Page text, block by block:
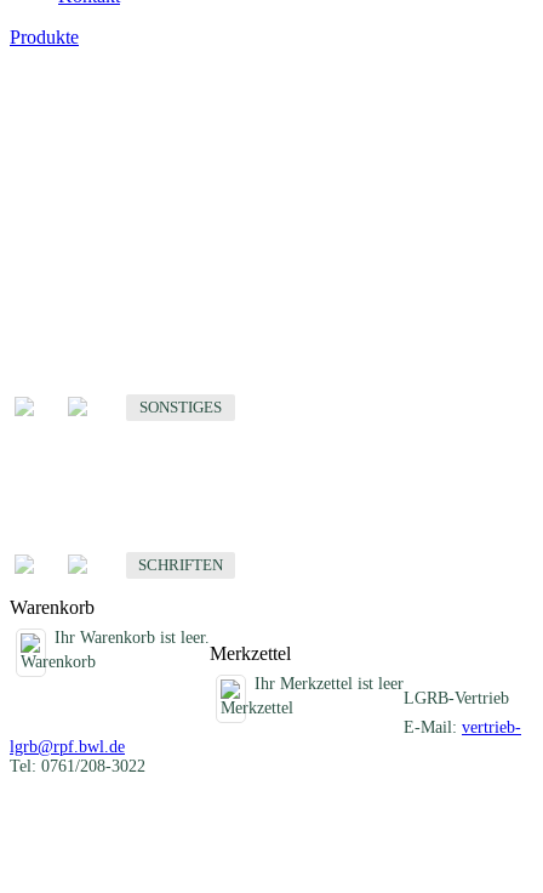
Produkte
SONSTIGES
SCHRIFTEN
Warenkorb
Ihr Warenkorb ist leer.
Merkzettel
Ihr Merkzettel ist leer
LGRB-Vertrieb
E-Mail: vertrieb-
lgrb@rpf.bwl.de
Tel: 0761/208-3022